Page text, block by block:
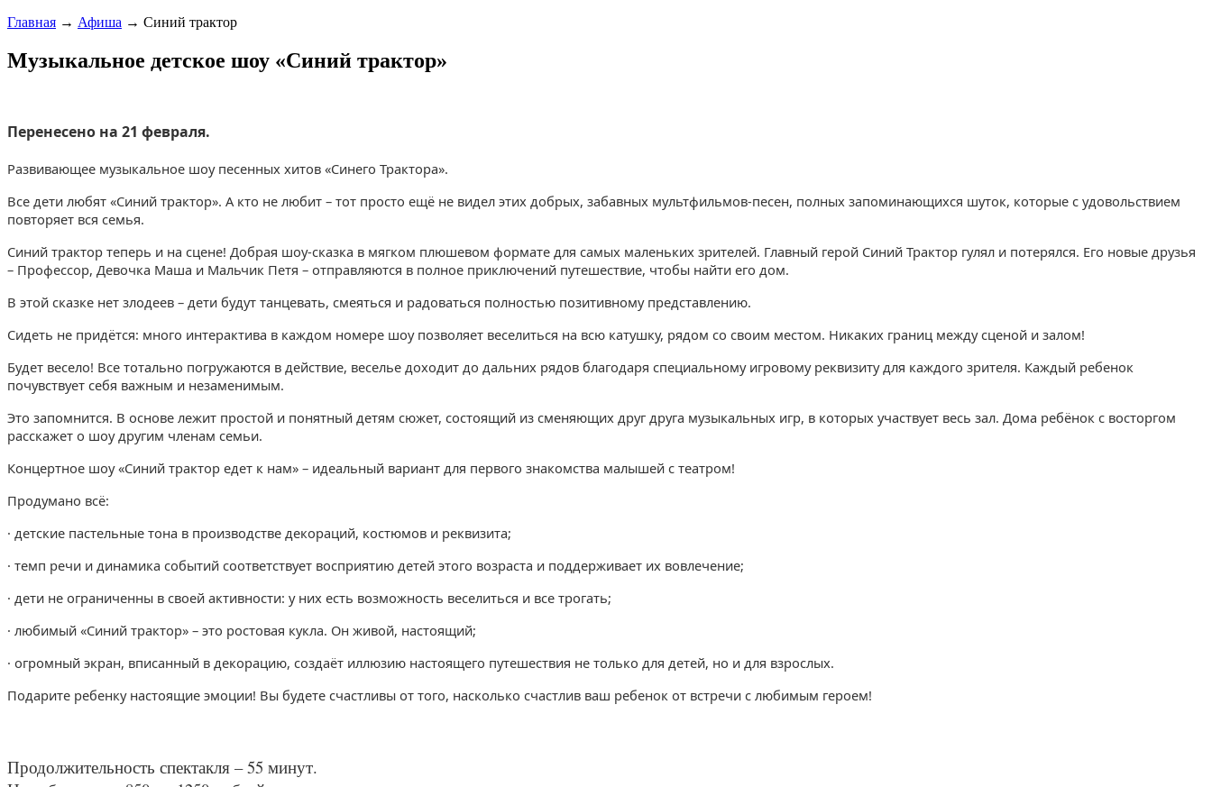
Главная → Афиша → Синий трактор
Музыкальное детское шоу «Синий трактор»
Перенесено на 21 февраля.
Развивающее музыкальное шоу песенных хитов «Синего Трактора».
Все дети любят «Синий трактор». А кто не любит – тот просто ещё не видел этих добрых, забавных мультфильмов-песен, полных запоминающихся шуток, которые с удовольствием
повторяет вся семья.
Синий трактор теперь и на сцене! Добрая шоу-сказка в мягком плюшевом формате для самых маленьких зрителей. Главный герой Синий Трактор гулял и потерялся. Его новые друзья
– Профессор, Девочка Маша и Мальчик Петя – отправляются в полное приключений путешествие, чтобы найти его дом.
В этой сказке нет злодеев – дети будут танцевать, смеяться и радоваться полностью позитивному представлению.
Сидеть не придётся: много интерактива в каждом номере шоу позволяет веселиться на всю катушку, рядом со своим местом. Никаких границ между сценой и залом!
Будет весело! Все тотально погружаются в действие, веселье доходит до дальних рядов благодаря специальному игровому реквизиту для каждого зрителя. Каждый ребенок
почувствует себя важным и незаменимым.
Это запомнится. В основе лежит простой и понятный детям сюжет, состоящий из сменяющих друг друга музыкальных игр, в которых участвует весь зал. Дома ребёнок с восторгом
расскажет о шоу другим членам семьи.
Концертное шоу «Синий трактор едет к нам» – идеальный вариант для первого знакомства малышей с театром!
Продумано всё:
· детские пастельные тона в производстве декораций, костюмов и реквизита;
· темп речи и динамика событий соответствует восприятию детей этого возраста и поддерживает их вовлечение;
· дети не ограниченны в своей активности: у них есть возможность веселиться и все трогать;
· любимый «Синий трактор» – это ростовая кукла. Он живой, настоящий;
· огромный экран, вписанный в декорацию, создаёт иллюзию настоящего путешествия не только для детей, но и для взрослых.
Подарите ребенку настоящие эмоции! Вы будете счастливы от того, насколько счастлив ваш ребенок от встречи с любимым героем!
Продолжительность спектакля – 55 минут.